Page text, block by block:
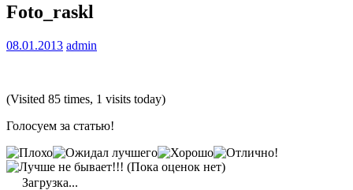
Foto_raskl
08.01.2013 admin
(Visited 85 times, 1 visits today)
Голосуем за статью!
(Пока оценок нет)
Загрузка...